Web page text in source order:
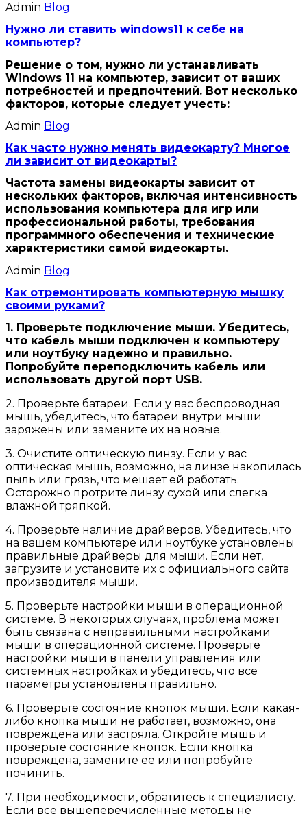
Admin Blog
Нужно ли ставить windows11 к себе на
компьютер?
Решение о том, нужно ли устанавливать
Windows 11 на компьютер, зависит от ваших
потребностей и предпочтений. Вот несколько
факторов, которые следует учесть:
Admin Blog
Как часто нужно менять видеокарту? Многое
ли зависит от видеокарты?
Частота замены видеокарты зависит от
нескольких факторов, включая интенсивность
использования компьютера для игр или
профессиональной работы, требования
программного обеспечения и технические
характеристики самой видеокарты.
Admin Blog
Как отремонтировать компьютерную мышку
своими руками?
1. Проверьте подключение мыши. Убедитесь,
что кабель мыши подключен к компьютеру
или ноутбуку надежно и правильно.
Попробуйте переподключить кабель или
использовать другой порт USB.
2. Проверьте батареи. Если у вас беспроводная
мышь, убедитесь, что батареи внутри мыши
заряжены или замените их на новые.
3. Очистите оптическую линзу. Если у вас
оптическая мышь, возможно, на линзе накопилась
пыль или грязь, что мешает ей работать.
Осторожно протрите линзу сухой или слегка
влажной тряпкой.
4. Проверьте наличие драйверов. Убедитесь, что
на вашем компьютере или ноутбуке установлены
правильные драйверы для мыши. Если нет,
загрузите и установите их с официального сайта
производителя мыши.
5. Проверьте настройки мыши в операционной
системе. В некоторых случаях, проблема может
быть связана с неправильными настройками
мыши в операционной системе. Проверьте
настройки мыши в панели управления или
системных настройках и убедитесь, что все
параметры установлены правильно.
6. Проверьте состояние кнопок мыши. Если какая-
либо кнопка мыши не работает, возможно, она
повреждена или застряла. Откройте мышь и
проверьте состояние кнопок. Если кнопка
повреждена, замените ее или попробуйте
починить.
7. При необходимости, обратитесь к специалисту.
Если все вышеперечисленные методы не